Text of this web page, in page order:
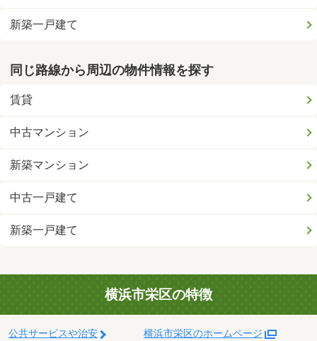
新築一戸建て
同じ路線から周辺の物件情報を探す
賃貸
中古マンション
新築マンション
中古一戸建て
新築一戸建て
横浜市栄区の特徴
公共サービスや治安 横浜市栄区のホームページ